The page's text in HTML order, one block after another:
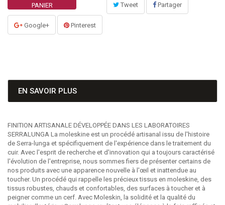
PANIER
Tweet Partager
Google+ Pinterest
EN SAVOIR PLUS
FINITION ARTISANALE DÉVELOPPÉE DANS LES LABORATOIRES
SERRALUNGA La moleskine est un procédé artisanal issu de l'histoire
de Serra-lunga et spécifiquement de l'expérience dans le traitement du
cuir. Avec l'esprit de recherche et d'innovation qui a toujours caractérisé
l'évolution de l'entreprise, nous sommes fiers de présenter certains de
nos produits avec une apparence nouvelle à l'œil et inattendue au
toucher. Un procédé qui rappelle les précieux tissus en moleskine, des
tissus robustes, chauds et confortables, des surfaces à toucher et à
peigner comme un cerf. Avec Moleskin, la solidité et la qualité du